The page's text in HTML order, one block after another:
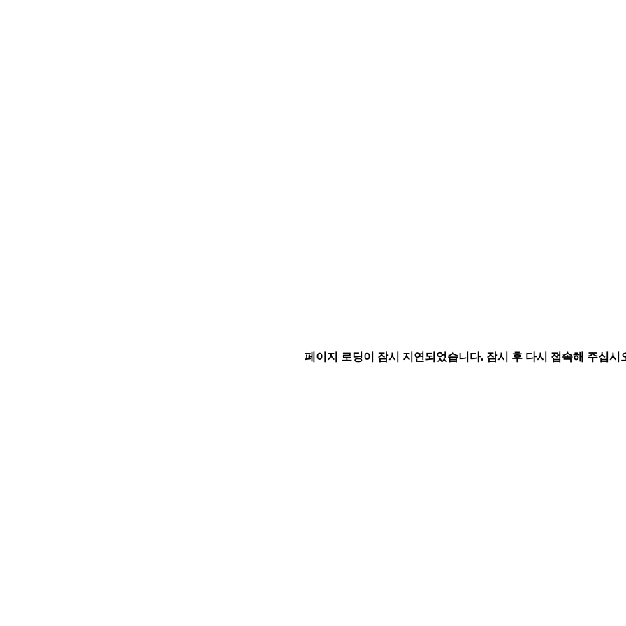
페이지 로딩이 잠시 지연되었습니다. 잠시 후 다시 접속해 주십시